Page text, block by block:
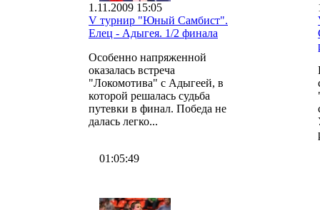
1.11.2009 15:05
V турнир "Юный Самбист".
Елец - Адыгея. 1/2 финала
Особенно напряженной
оказалась встреча
"Локомотива" с Адыгеей, в
которой решалась судьба
путевки в финал. Победа не
далась легко...
01:05:49